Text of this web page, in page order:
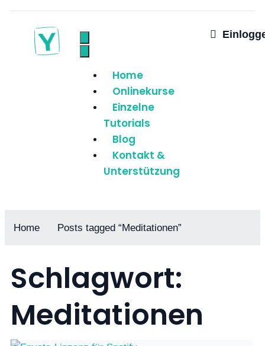
Home
Onlinekurse
Einzelne
Tutorials
Blog
Kontakt &
Unterstützung
Home Posts tagged “Meditationen”
Schlagwort:
Meditationen